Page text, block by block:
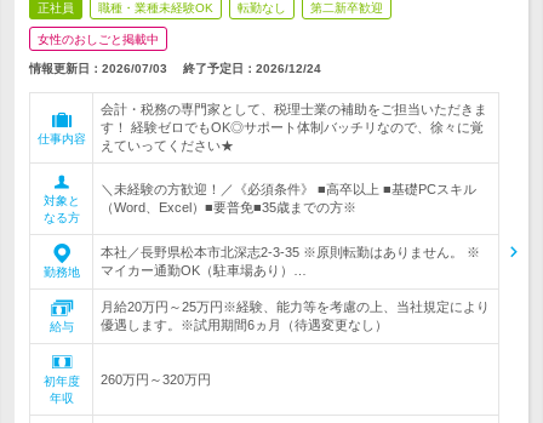
正社員 職種・業種未経験OK 転勤なし 第二新卒歓迎
女性のおしごと掲載中
情報更新日：2026/07/03 終了予定日： 2026/12/24
仕事内容
会計・税務の専門家として、税理士業の補助をご担当いただきま
す！ 経験ゼロでもOK◎サポート体制バッチリなので、徐々に覚
えていってください★
対象と
なる方
＼未経験の方歓迎！／《必須条件》 ■高卒以上 ■基礎PCスキル
（Word、Excel）■要普免■35歳までの方※
勤務地
本社／長野県松本市北深志2-3-35 ※原則転勤はありません。 ※
マイカー通勤OK（駐車場あり）…
給与
月給20万円～25万円※経験、能力等を考慮の上、当社規定により
優遇します。※試用期間6ヵ月（待遇変更なし）
初年度
年収
260万円～320万円